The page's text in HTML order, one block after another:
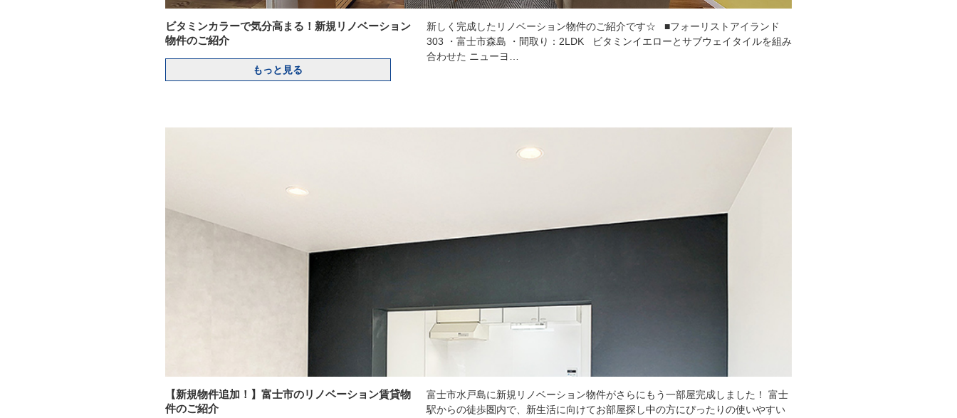
ビタミンカラーで気分高まる！新規リノベーション
物件のご紹介
もっと見る
新しく完成したリノベーション物件のご紹介です☆ ■フォーリストアイランド
303 ・富士市森島 ・間取り：2LDK ビタミンイエローとサブウェイタイルを組み
合わせた ニューヨ…
【新規物件追加！】富士市のリノベーション賃貸物
件のご紹介
富士市水戸島に新規リノベーション物件がさらにもう一部屋完成しました！ 富士
駅からの徒歩圏内で、新生活に向けてお部屋探し中の方にぴったりの使いやすい